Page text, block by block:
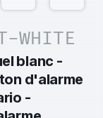
WHITE
blanc -
d'alarme
-